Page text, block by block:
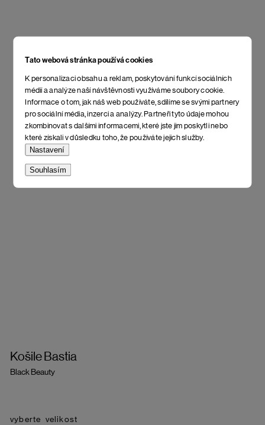
Tato webová stránka používá cookies
K personalizaci obsahu a reklam, poskytování funkcí sociálních
médií a analýze naší návštěvnosti využíváme soubory cookie.
Informace o tom, jak náš web používáte, sdílíme se svými partnery
pro sociální média, inzerci a analýzy. Partneři tyto údaje mohou
zkombinovat s dalšími informacemi, které jste jim poskytli nebo
které získali v důsledku toho, že používáte jejich služby.
Nastavení
Souhlasím
Košile Bastia
Black Beauty
velikost